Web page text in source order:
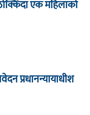
एक महिलाको
प्रधानन्यायाधीश